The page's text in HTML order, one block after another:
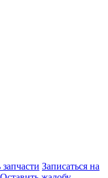
запчасти Записаться на